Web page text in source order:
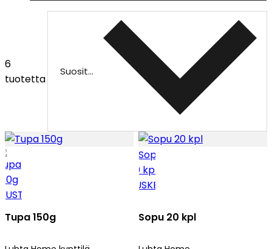
6
tuotetta
Suositeltu
Tupa 150g Sopu 20 kpl